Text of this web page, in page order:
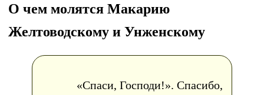
О чем молятся Макарию
Желтоводскому и Унженскому
«Спаси, Господи!». Спасибо,